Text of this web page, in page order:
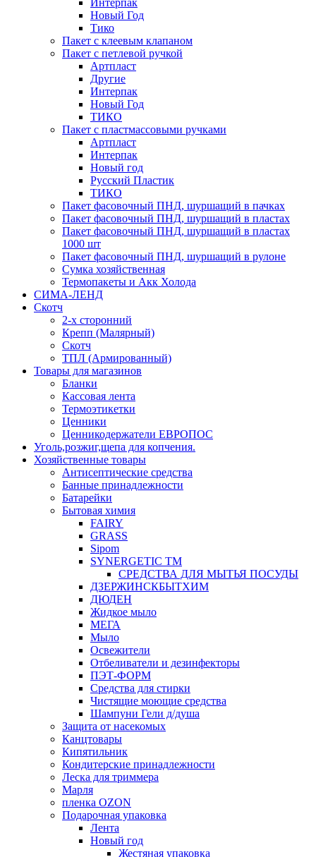
Новый Год
Тико
Пакет с клеевым клапаном
Пакет с петлевой ручкой
Артпласт
Другие
Интерпак
Новый Год
ТИКО
Пакет с пластмассовыми ручками
Артпласт
Интерпак
Новый год
Русский Пластик
ТИКО
Пакет фасовочный ПНД, шуршащий в пачках
Пакет фасовочный ПНД, шуршащий в пластах
Пакет фасовочный ПНД, шуршащий в пластах
1000 шт
Пакет фасовочный ПНД, шуршащий в рулоне
Сумка хозяйственная
Термопакеты и Акк Холода
СИМА-ЛЕНД
Скотч
2-х сторонний
Крепп (Малярный)
Скотч
ТПЛ (Армированный)
Товары для магазинов
Бланки
Кассовая лента
Термоэтикетки
Ценники
Ценникодержатели ЕВРОПОС
Уголь,розжиг,щепа для копчения.
Хозяйственные товары
Антисептические средства
Банные принадлежности
Батарейки
Бытовая химия
FAIRY
GRASS
Sipom
SYNERGETIC TM
СРЕДСТВА ДЛЯ МЫТЬЯ ПОСУДЫ
ДЗЕРЖИНСКБЫТХИМ
ДЮДЕН
Жидкое мыло
МЕГА
Мыло
Освежители
Отбеливатели и дезинфекторы
ПЭТ-ФОРМ
Средства для стирки
Чистящие моющие средства
Шампуни Гели д/душа
Защита от насекомых
Канцтовары
Кипятильник
Кондитерские принадлежности
Леска для триммера
Марля
пленка OZON
Подарочная упаковка
Лента
Новый год
Жестяная упаковка